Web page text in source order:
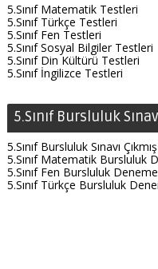
5.Sınıf Matematik Testleri
5.Sınıf Türkçe Testleri
5.Sınıf Fen Testleri
5.Sınıf Sosyal Bilgiler Testleri
5.Sınıf Din Kültürü Testleri
5.Sınıf İngilizce Testleri
5.Sınıf Bursluluk
5.Sınıf Bursluluk Sınavı
5.Sınıf Matematik Bursluluk
5.Sınıf Fen Bursluluk Deneme
5.Sınıf Türkçe Bursluluk